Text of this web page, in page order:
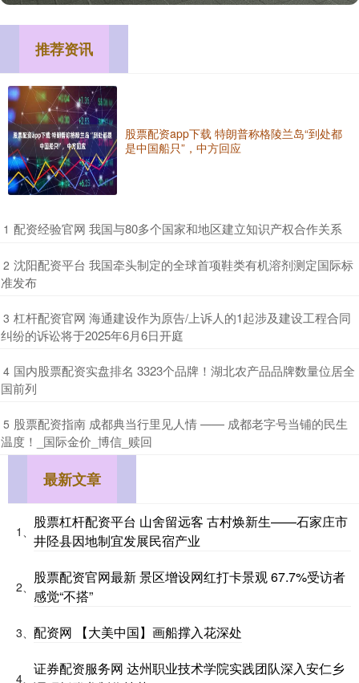
推荐资讯
股票配资app下载 特朗普称格陵兰岛“到处都
是中国船只”，中方回应
1 ​配资经验官网 我国与80多个国家和地区建立知识产权合作关系
2 ​沈阳配资平台 我国牵头制定的全球首项鞋类有机溶剂测定国际标
准发布
3 ​杠杆配资官网 海通建设作为原告/上诉人的1起涉及建设工程合同
纠纷的诉讼将于2025年6月6日开庭
4 ​国内股票配资实盘排名 3323个品牌！湖北农产品品牌数量位居全
国前列
5 ​股票配资指南 成都典当行里见人情 —— 成都老字号当铺的民生
温度！_国际金价_博信_赎回
最新文章
1、
股票杠杆配资平台 山舍留远客 古村焕新生——石家庄市
井陉县因地制宜发展民宿产业
2、
股票配资官网最新 景区增设网红打卡景观 67.7%受访者
感觉“不搭”
3、 配资网 【大美中国】画船撑入花深处
4、
证券配资服务网 达州职业技术学院实践团队深入安仁乡